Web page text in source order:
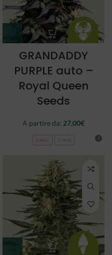
GRANDADDY
PURPLE auto –
Royal Queen
Seeds
A partire da: 27,00€
3 semi